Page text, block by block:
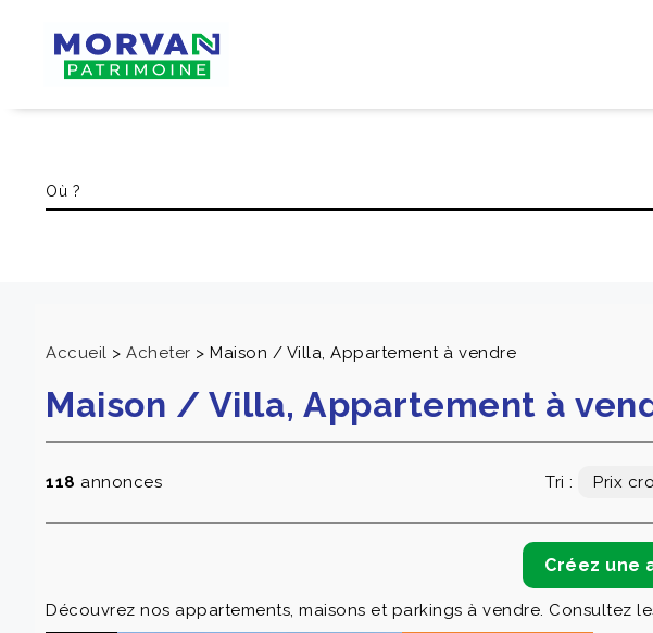
Accueil > Acheter > Maison / Villa, Appartement à vendre
Maison / Villa, Appartement à
118 annonces Tri :
Découvrez nos appartements, maisons et parkings à vendre. Consultez